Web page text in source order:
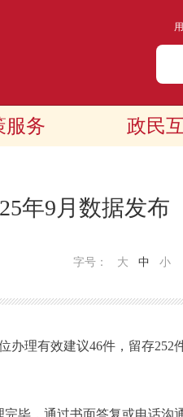
服务 政民
年9月数据发布
字号： 大 中 小
理有效建议46件，留存252
毕，通过书面答复或电话沟